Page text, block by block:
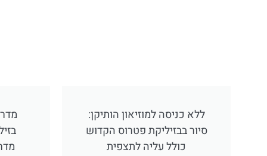
ללא כניסה למוזיאון הותיקן:
סיור בבזיליקת פטרוס הקדוש
כולל עליה לתצפית